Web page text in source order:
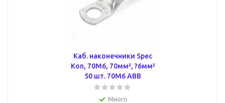
Каб. наконечники Spec
Kon, 70M6, 70мм², ?6мм²
50 шт. 70M6 ABB
Много